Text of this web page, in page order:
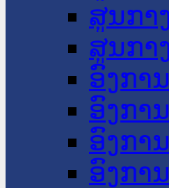
ສູນກາ
ສູນກາ
ອົງກາ
ອົງກາ
ອົງກາ
ອົງກາ